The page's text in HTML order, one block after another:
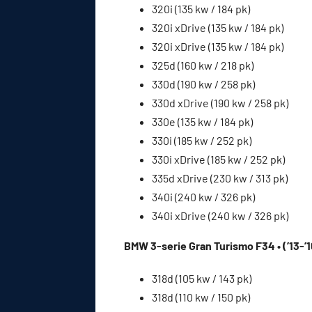
320i (135 kw / 184 pk)
320i xDrive (135 kw / 184 pk)
320i xDrive (135 kw / 184 pk)
325d (160 kw / 218 pk)
330d (190 kw / 258 pk)
330d xDrive (190 kw / 258 pk)
330e (135 kw / 184 pk)
330i (185 kw / 252 pk)
330i xDrive (185 kw / 252 pk)
335d xDrive (230 kw / 313 pk)
340i (240 kw / 326 pk)
340i xDrive (240 kw / 326 pk)
BMW 3-serie Gran Turismo F34 • (’13-
318d (105 kw / 143 pk)
318d (110 kw / 150 pk)